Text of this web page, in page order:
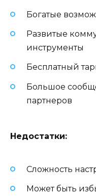
Богатые
Развитые
инструменты
Бесплатный
Большое
партнеров
Недостатки:
Сложность
Может быть